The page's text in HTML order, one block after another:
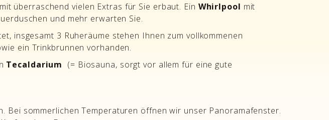
mit überraschend vielen Extras für Sie erbaut. Ein Whirlpool mit
und mehr erwarten Sie.
insgesamt 3 Ruheräume stehen Ihnen zum vollkommenen
ein Trinkbrunnen vorhanden.
Tecaldarium (= Biosauna, sorgt vor allem für eine gute
Bei sommerlichen Temperaturen öffnen wir unser Panoramafenster.